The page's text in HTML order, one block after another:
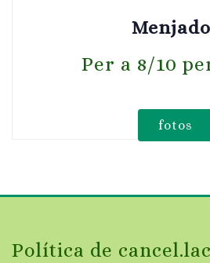
Per a 8/10
fotos
Política de